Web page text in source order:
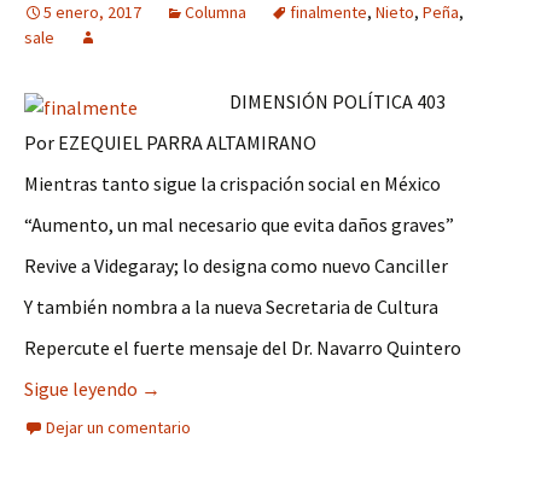
5 enero, 2017 Columna finalmente, Nieto, Peña,
sale
DIMENSIÓN POLÍTICA 403
Por EZEQUIEL PARRA ALTAMIRANO
Mientras tanto sigue la crispación social en México
“Aumento, un mal necesario que evita daños graves”
Revive a Videgaray; lo designa como nuevo Canciller
Y también nombra a la nueva Secretaria de Cultura
Repercute el fuerte mensaje del Dr. Navarro Quintero
Sigue leyendo Finalmente Peña Nieto sale para hablar de
→
Dejar un comentario